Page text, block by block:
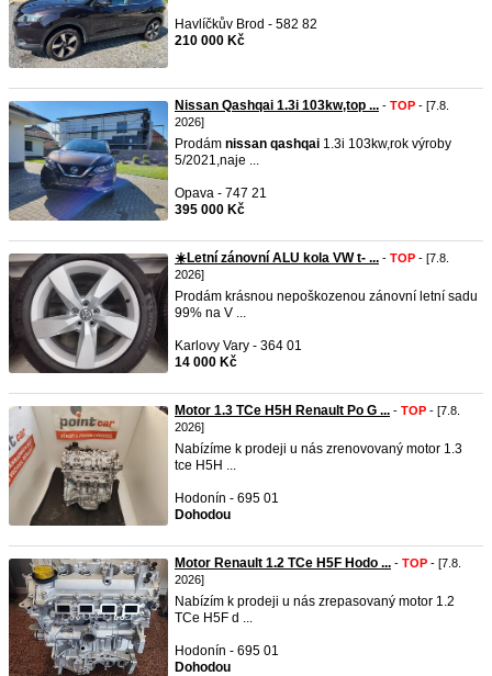
Havlíčkův Brod - 582 82
210 000 Kč
Nissan Qashqai 1.3i 103kw,top ... - TOP - [7.8.
2026]
Prodám nissan qashqai 1.3i 103kw,rok výroby
5/2021,naje ...
Opava - 747 21
395 000 Kč
☀️Letní zánovní ALU kola VW t- ... - TOP - [7.8.
2026]
Prodám krásnou nepoškozenou zánovní letní sadu
99% na V ...
Karlovy Vary - 364 01
14 000 Kč
Motor 1.3 TCe H5H Renault Po G ... - TOP - [7.8.
2026]
Nabízíme k prodeji u nás zrenovovaný motor 1.3
tce H5H ...
Hodonín - 695 01
Dohodou
Motor Renault 1.2 TCe H5F Hodo ... - TOP - [7.8.
2026]
Nabízím k prodeji u nás zrepasovaný motor 1.2
TCe H5F d ...
Hodonín - 695 01
Dohodou